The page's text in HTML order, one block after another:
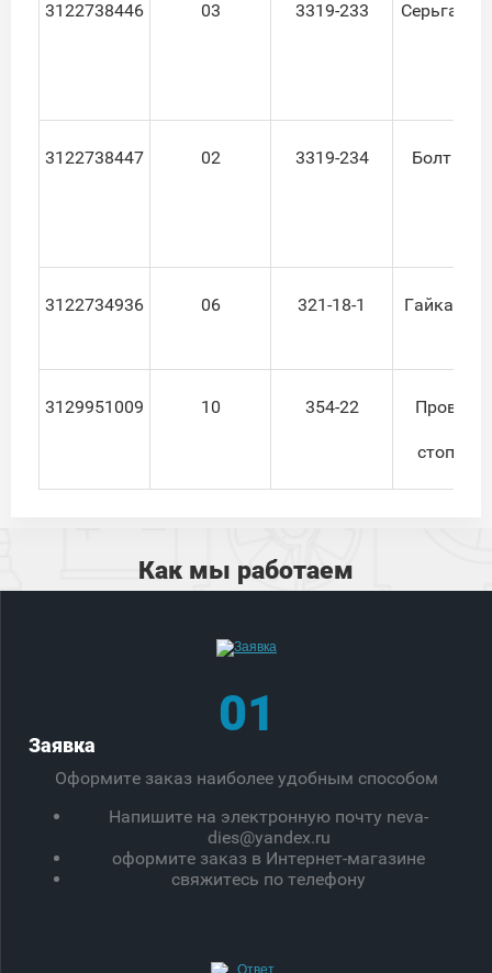
3122738446 03 3319-233 Серьга
3122738447 02 3319-234 Болт
3122734936 06 321-18-1 Гайка
3129951009 10 354-22
Как мы работаем
01
Заявка
Оформите заказ наиболее удобным способом
Напишите на электронную почту neva-
dies@yandex.ru
оформите заказ в Интернет-магазине
свяжитесь по телефону